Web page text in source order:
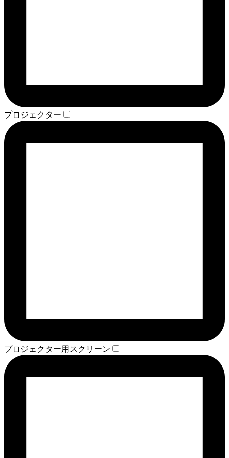
プロジェクター
プロジェクター用スクリーン